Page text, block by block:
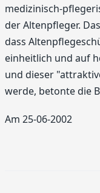
medizinisch-
der Altenpfleger.
dass
einheitlich und auf
und dieser
werde, betonte die
Am 25-06-2002